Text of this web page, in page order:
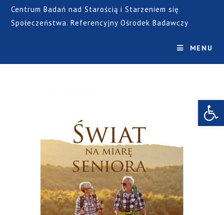
Open toolbar
Centrum Badań nad Starością i Starzeniem się
Społeczeństwa. Referencyjny Ośrodek Badawczy
MENU